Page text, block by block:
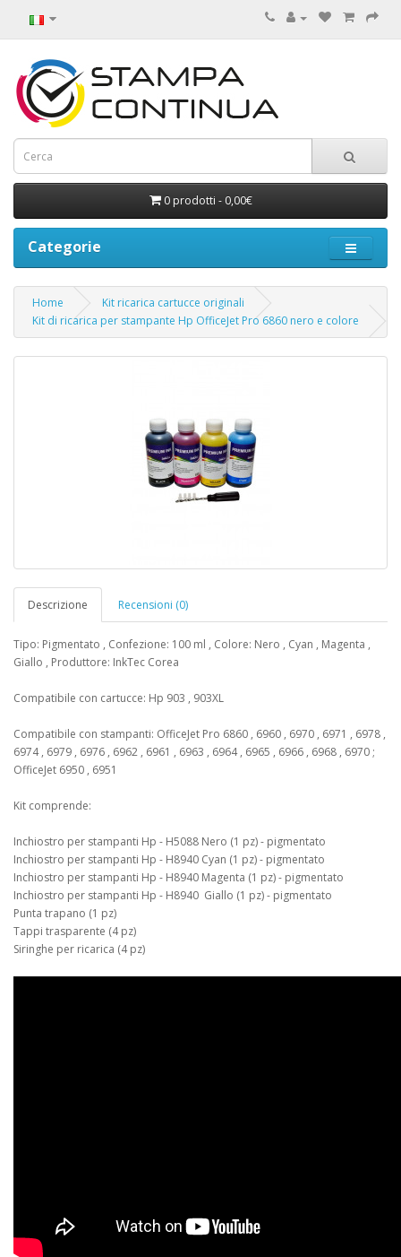
0 prodotti - 0,00€
Categorie
Home
Kit ricarica cartucce originali
Kit di ricarica per stampante Hp OfficeJet Pro 6860 nero e colore
Descrizione Recensioni (0)
Tipo: Pigmentato , Confezione: 100 ml , Colore: Nero , Cyan , Magenta ,
Giallo , Produttore: InkTec Corea
Compatibile con cartucce: Hp 903 , 903XL
Compatibile con stampanti: OfficeJet Pro 6860 , 6960 , 6970 , 6971 , 6978 ,
6974 , 6979 , 6976 , 6962 , 6961 , 6963 , 6964 , 6965 , 6966 , 6968 , 6970 ;
OfficeJet 6950 , 6951
Kit comprende:
Inchiostro per stampanti Hp - H5088 Nero (1 pz) - pigmentato
Inchiostro per stampanti Hp - H8940 Cyan (1 pz) - pigmentato
Inchiostro per stampanti Hp - H8940 Magenta (1 pz) - pigmentato
Inchiostro per stampanti Hp - H8940 Giallo (1 pz) - pigmentato
Punta trapano (1 pz)
Tappi trasparente (4 pz)
Siringhe per ricarica (4 pz)